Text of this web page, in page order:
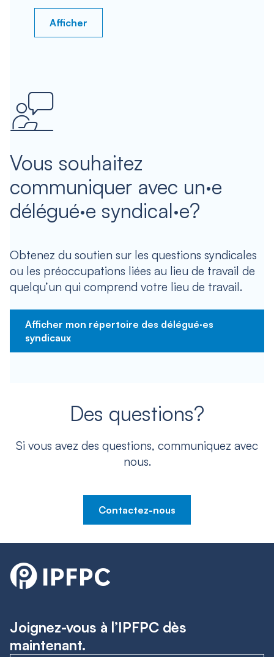
Afficher
Vous souhaitez
communiquer avec un·e
délégué·e syndical·e?
Obtenez du soutien sur les questions syndicales
ou les préoccupations liées au lieu de travail de
quelqu’un qui comprend votre lieu de travail.
Afficher mon répertoire des délégué·es
syndicaux
Des questions?
Si vous avez des questions, communiquez avec
nous.
Contactez-nous
Joignez-vous à l’IPFPC dès
maintenant.